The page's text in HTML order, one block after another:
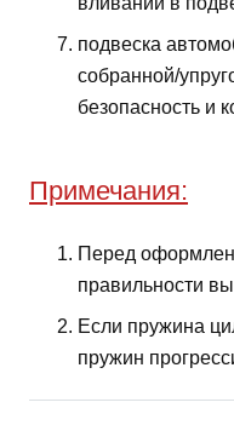
подвеска
собранной/
безопасность и
Примечания:
Перед
правильности
Если пружина
пружин